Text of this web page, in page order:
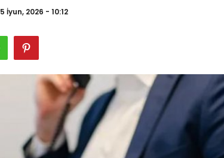
5 İyun, 2026 - 10:12